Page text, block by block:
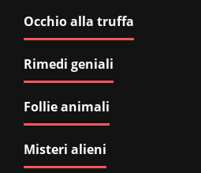
Occhio alla truffa
Rimedi geniali
Follie animali
Misteri alieni